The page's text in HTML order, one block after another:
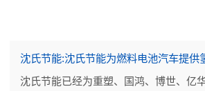
沈氏节能:沈氏节能为燃料电池汽车提供
沈氏节能已经为重塑、国鸿、博世、亿